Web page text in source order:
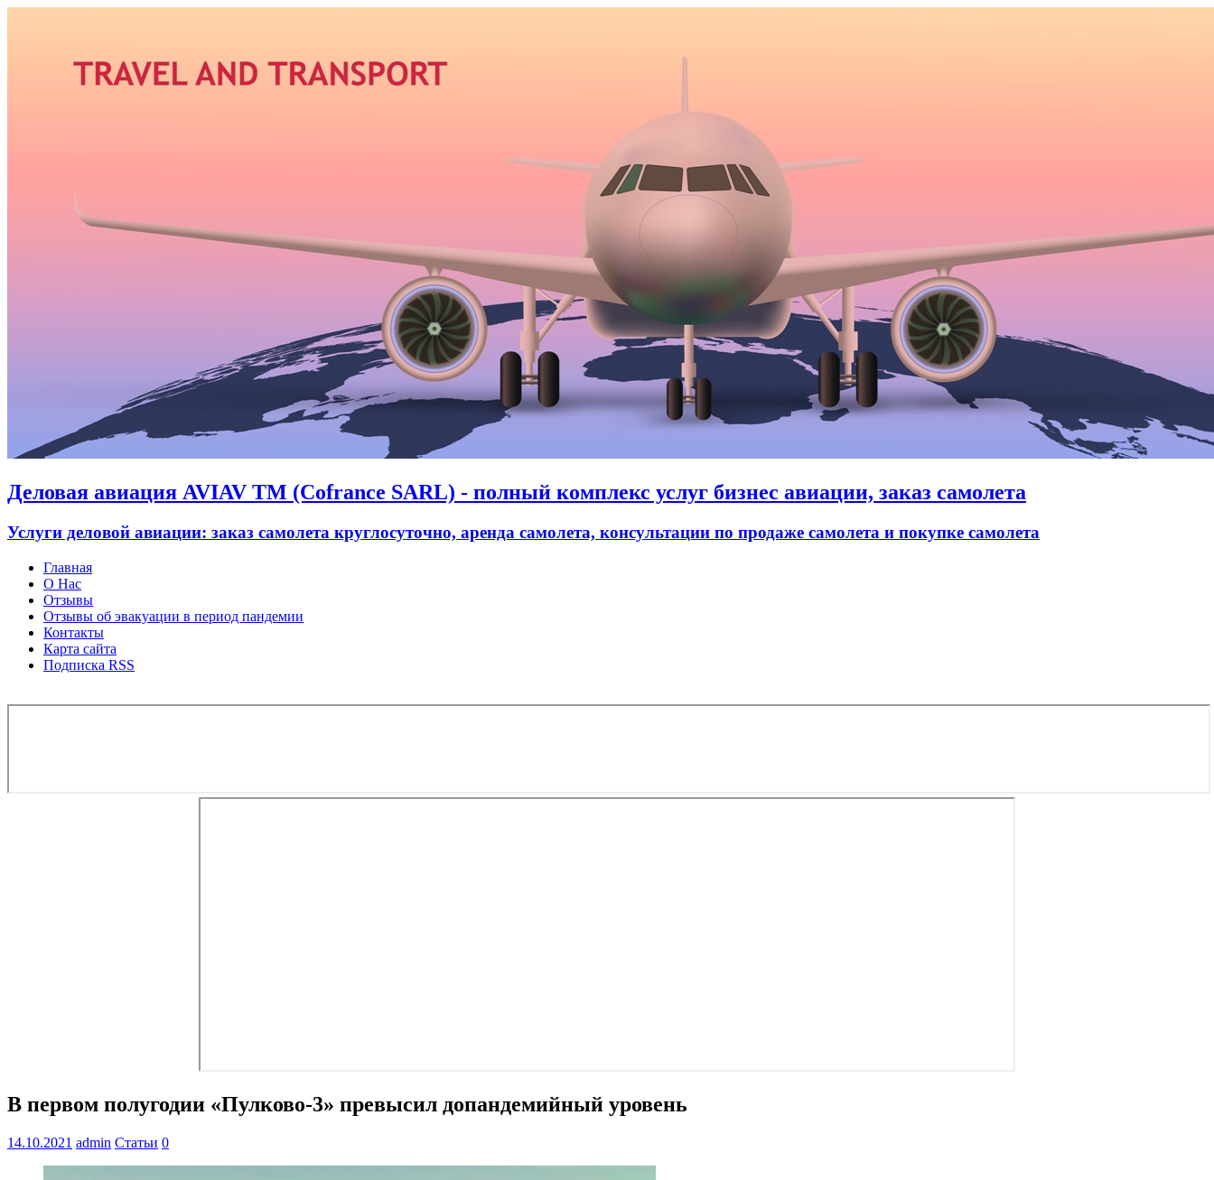
Деловая авиация AVIAV TM (Cofrance SARL) - полный комплекс услуг бизнес авиации, заказ самолета
Услуги деловой авиации: заказ самолета круглосуточно, аренда самолета, консультации по продаже самолета и покупке самолета
Главная
О Нас
Отзывы
Отзывы об эвакуации в период пандемии
Контакты
Карта сайта
Подписка RSS
В первом полугодии «Пулково-3» превысил допандемийный уровень
14.10.2021 admin Статьи 0
Узнать больше.